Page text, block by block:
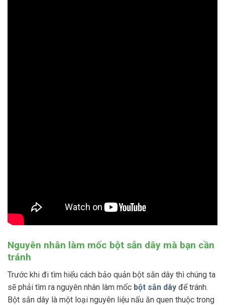
Nguyên nhân làm mốc bột sắn dây mà bạn cần
tránh
Trước khi đi tìm hiểu cách bảo quản bột sắn dây thì chúng ta
sẽ phải tìm ra nguyên nhân làm mốc bột sắn dây để tránh.
Bột sắn dây là một loại nguyên liệu nấu ăn quen thuộc trong